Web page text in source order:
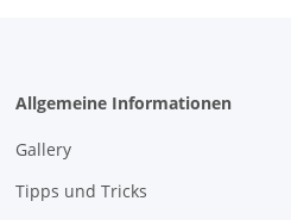
Allgemeine Informationen
Gallery
Tipps und Tricks